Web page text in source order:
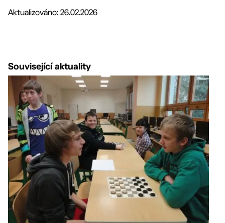
Aktualizováno: 26.02.2026
Související aktuality